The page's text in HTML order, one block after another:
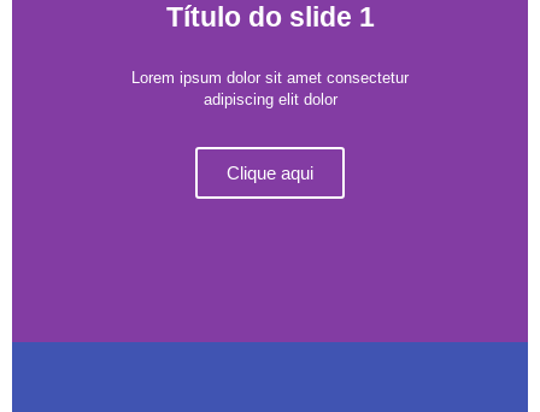
Título do slide 1
Lorem ipsum dolor sit amet consectetur
adipiscing elit dolor
Clique aqui